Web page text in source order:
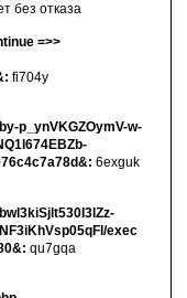
без отказа
=>>
fi704y
p_ynVKGZOymV-w-
6exguk
exec
qu7gqa